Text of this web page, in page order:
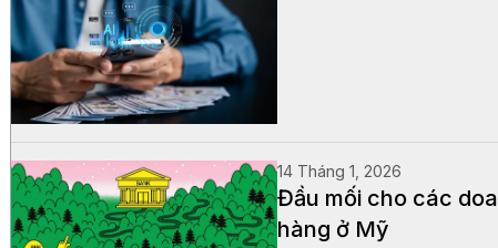
14 Tháng 1, 2026
Đầu mối cho các
hàng ở Mỹ